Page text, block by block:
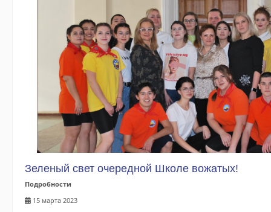
Зеленый свет очередной Школе вожатых!
Подробности
15 марта 2023